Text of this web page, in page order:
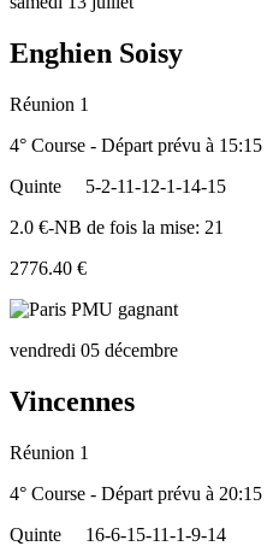
Enghien Soisy
Réunion 1
4° Course - Départ prévu à 15:15
Quinte
5-2-11-12-1-14-15
2.0 €-NB de fois la mise: 21
2776.40 €
vendredi 05 décembre
Vincennes
Réunion 1
4° Course - Départ prévu à 20:15
Quinte
16-6-15-11-1-9-14